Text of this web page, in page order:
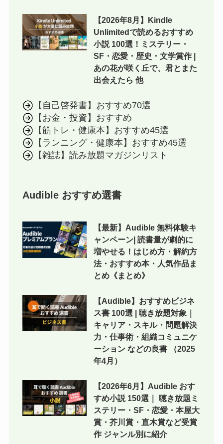
【2026年8月】Kindle
Unlimitedで読めるおすすめ
小説 100選！ミステリー・
SF・恋愛・歴史・文学賞作 |
あの花が咲く丘で、君とまた
出会えたら 他
【自己啓発書】おすすめ70選
【お金・投資】おすすめ
【筋トレ・健康本】おすすめ45選
【ランニング・健康本】おすすめ45選
【雑誌】読み放題マガジンリスト
Audible おすすめ選書
【最新】Audible 無料体験キ
ャンペーン| 読書量が劇的に
増やせる！はじめ方・解約方
法・おすすめ本・人気作品ま
とめ《まとめ》
【Audible】おすすめビジネ
ス書 100選 | 聴き放題対象｜
キャリア・スキル・問題解決
力・仕事術・組織コミュニケ
ーション などの良書 （2025
年4月）
【2026年6月】Audible おす
すめ小説 150選｜ 聴き放題ミ
ステリー・SF・恋愛・本屋大
賞・芥川賞・直木賞など受賞
作 ジャンル別に紹介